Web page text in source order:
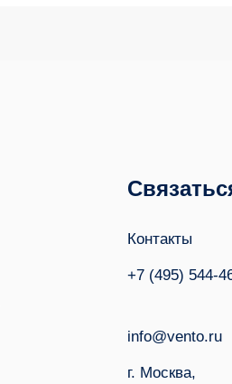
Контакты
+7 (495) 544-
info@vento.ru
г. Москва,